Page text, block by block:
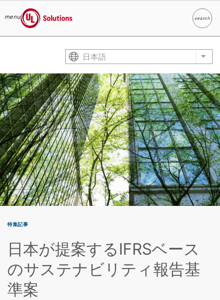
menu
UL Solutions
search
検索
日本語 List
特集記事
日本が提案するIFRSベース
のサステナビリティ報告基
準案